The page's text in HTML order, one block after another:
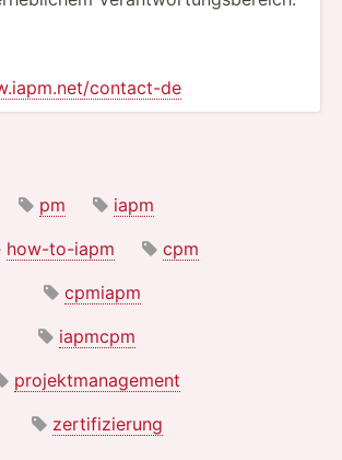
c­ont­act-de
pm
iapm
how-to-iapm
cpm
cpmiapm
iapmcpm
projektmanagement
zertifizierung